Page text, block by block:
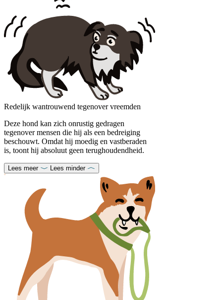
Redelijk wantrouwend tegenover vreemden
Deze hond kan zich onrustig gedragen
tegenover mensen die hij als een bedreiging
beschouwt. Omdat hij moedig en vastberaden
is, toont hij absoluut geen terughoudendheid.
Lees meer Lees minder